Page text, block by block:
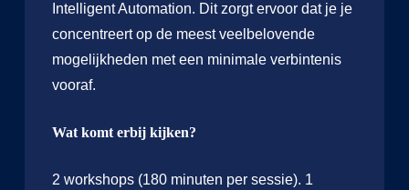
Intelligent Automation. Dit zorgt ervoor dat je je
concentreert op de meest veelbelovende
mogelijkheden met een minimale verbintenis
vooraf.
Wat komt erbij kijken?
2 workshops (180 minuten per sessie). 1